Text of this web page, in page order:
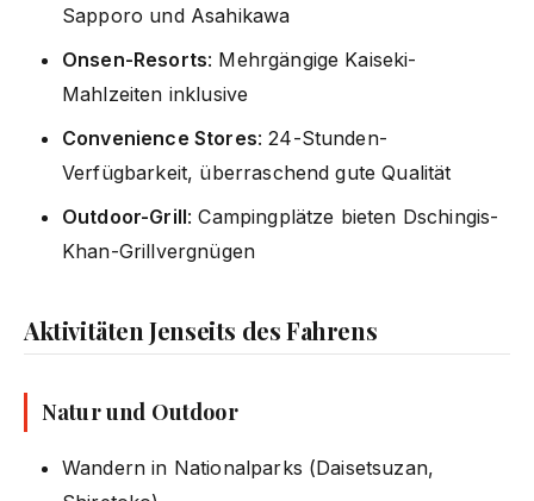
Sapporo und Asahikawa
Onsen-Resorts: Mehrgängige Kaiseki-
Mahlzeiten inklusive
Convenience Stores: 24-Stunden-
Verfügbarkeit, überraschend gute Qualität
Outdoor-Grill: Campingplätze bieten Dschingis-
Khan-Grillvergnügen
Aktivitäten Jenseits des Fahrens
Natur und Outdoor
Wandern in Nationalparks (Daisetsuzan,